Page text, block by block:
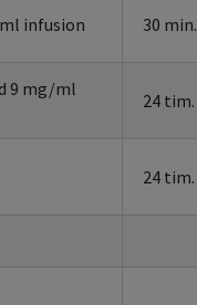
infusion 30 min.
9 mg/ml
24 tim.
24 tim.